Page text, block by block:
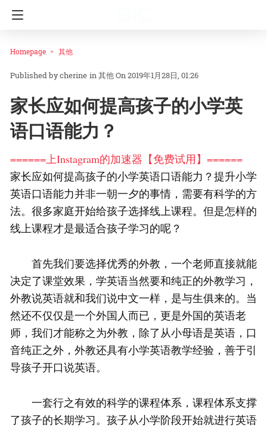
Homepage 其他
cherine in其他On 2019年1月28日, 01:26
家长应如何提高孩子的小学英
语口语能力？
======上Instagram的加速器【免费试用】======
家长应如何提高孩子的小学英语口语能力？提升小学
英语口语能力并非一朝一夕的事情，需要有科学的方
法。很多家庭开始给孩子选择线上课程。但是怎样的
线上课程才是最适合孩子学习的呢？
首先我们要选择优秀的外教，一个老师直接就能
决定了课堂效果，学英语当然要和纯正的外教学习，
外教说英语就和我们说中文一样，是与生俱来的。当
然还不仅仅是一个外国人而已，更是外国的英语老
师，我们才能称之为外教，除了从小母语是英语，口
音纯正之外，外教还具有小学英语教学经验，善于引
导孩子开口说英语。
一套行之有效的科学的课程体系，课程体系支撑
了孩子的长期学习。孩子从小学阶段开始就进行英语